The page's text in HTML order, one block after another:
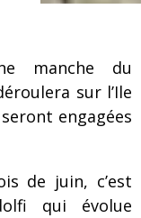
manche du
sur l’Ile
engagées
de juin, c’est
qui évolue